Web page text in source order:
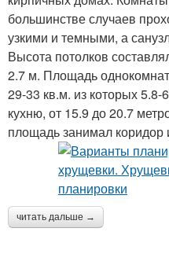
большинстве случаев
узкими и темными, а
Высота потолков
2.7 м. Площадь
29-33 кв.м. из которых 5.8-
кухню, от 15.9 до 20.7
площадь занимал коридор
читать дальше →